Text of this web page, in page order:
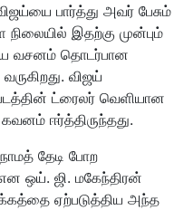
பார்த்து அவர் பேசும்
இதற்கு முன்பும்
வசனம் தொடர்பான
விஜய்
ட்ரைலர் வெளியான
ஈர்த்திருந்தது.
தேடி போற
ஒய். ஜி. மகேந்திரன்
ஏற்படுத்திய அந்த